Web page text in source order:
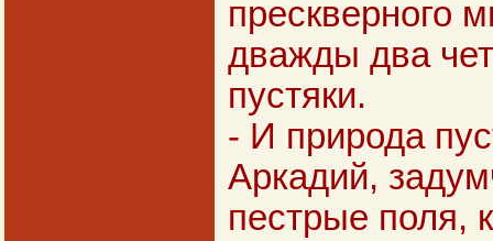
прескверного
дважды два
пустяки.
- И природа
Аркадий,
пестрые поля,